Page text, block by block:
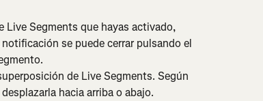
Live Segments que hayas activado,
se puede cerrar pulsando el
de Live Segments. Según
hacia arriba o abajo.